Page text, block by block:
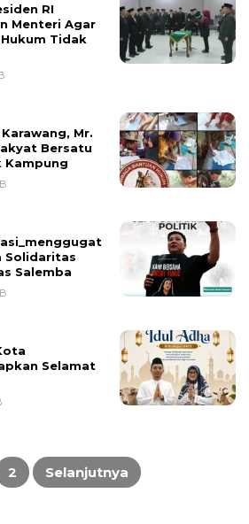
RI
Menteri Agar
Tidak
Mr.
Bersatu
Kampung
Solidaritas
Salemba
Selamat
2 Selanjutnya